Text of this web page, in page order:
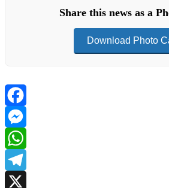
Share this news as a
Download Photo
Facebook
Messenger
WhatsApp
Telegram